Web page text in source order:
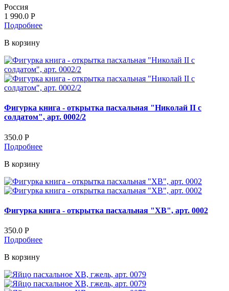
Россия
1 990.0 Р
Подробнее
В корзину
Фигурка книга - открытка пасхальная "Николай II с
солдатом", арт. 0002/2
350.0 Р
Подробнее
В корзину
Фигурка книга - открытка пасхальная "ХВ", арт. 0002
350.0 Р
Подробнее
В корзину